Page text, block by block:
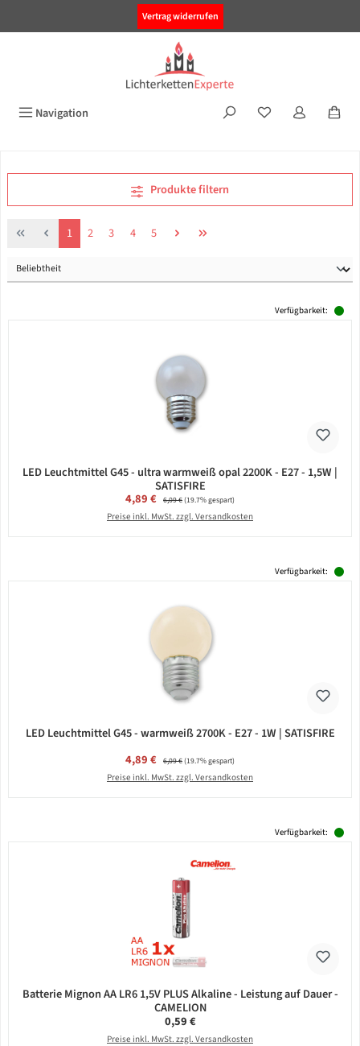
Vertrag widerrufen
Navigation
Produkte filtern
Seite
1 Seite
2 Seite
3 Seite
4 Seite
5
Verfügbarkeit:
LED Leuchtmittel G45 - ultra warmweiß opal 2200K - E27 - 1,5W |
SATISFIRE
Verkaufspreis:
4,89 € Regulärer Preis:
6,09 €(19.7% gespart)
Preise inkl. MwSt. zzgl. Versandkosten
Verfügbarkeit:
LED Leuchtmittel G45 - warmweiß 2700K - E27 - 1W | SATISFIRE
Verkaufspreis:
4,89 € Regulärer Preis:
6,09 €(19.7% gespart)
Preise inkl. MwSt. zzgl. Versandkosten
Verfügbarkeit:
Batterie Mignon AA LR6 1,5V PLUS Alkaline - Leistung auf Dauer -
CAMELION
Regulärer Preis:
0,59 €
Preise inkl. MwSt. zzgl. Versandkosten